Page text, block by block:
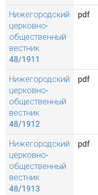
Нижегородский
церковно-
общественный
вестник
48/1911
pdf
Нижегородский
церковно-
общественный
вестник
48/1912
pdf
Нижегородский
церковно-
общественный
вестник
48/1913
pdf